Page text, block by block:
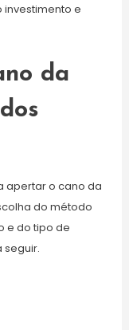
e
da
apertar o cano da
do método
e do tipo de
seguir.